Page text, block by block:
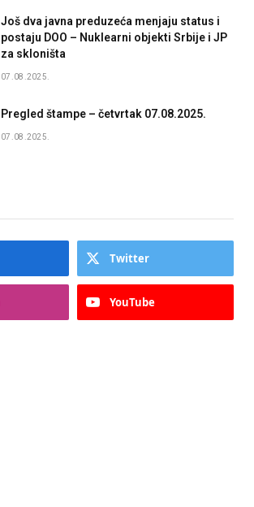
Još dva javna preduzeća menjaju status i
postaju DOO – Nuklearni objekti Srbije i JP
za skloništa
07.08.2025.
Pregled štampe – četvrtak 07.08.2025.
07.08.2025.
Twitter
YouTube